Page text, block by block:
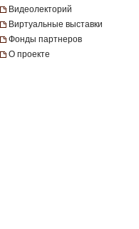
Видеолекторий
Виртуальные выставки
Фонды партнеров
О проекте